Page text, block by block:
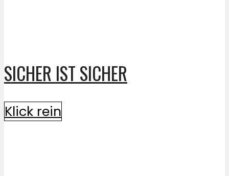
SICHER IST SICHER
Klick rein